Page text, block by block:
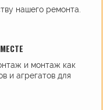
нашего ремонта.
и монтаж как
и агрегатов для